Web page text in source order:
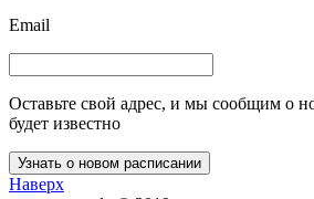
Email
Оставьте свой адрес, и мы сообщим о
будет известно
Наверх